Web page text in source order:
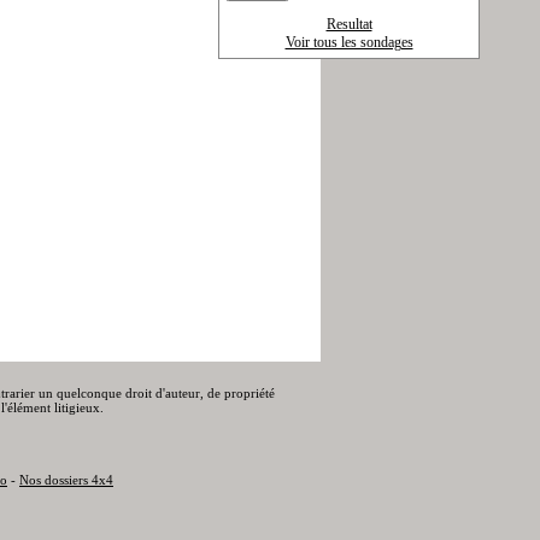
Resultat
Voir tous les sondages
un quelconque droit d'auteur, de propriété
litigieux.
- Nos dossiers 4x4